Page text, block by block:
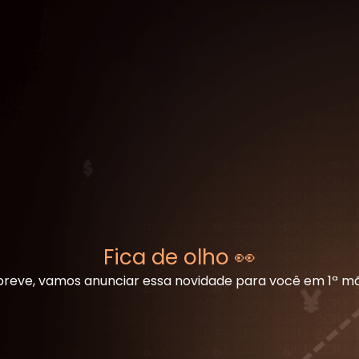
Fica de olho 👀
vamos anunciar essa novidade para você em 1ª